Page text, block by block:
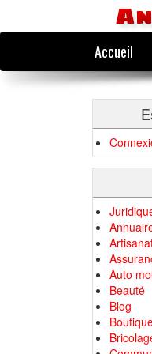
Accueil
Auto
Beauté
Blog